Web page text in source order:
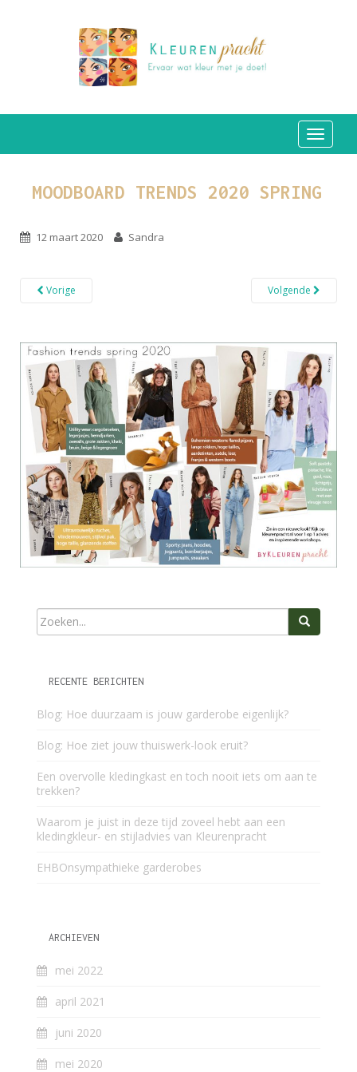
MOODBOARD TRENDS 2020 SPRING
12 maart 2020 Sandra
Vorige Volgende
RECENTE BERICHTEN
Blog: Hoe duurzaam is jouw garderobe eigenlijk?
Blog: Hoe ziet jouw thuiswerk-look eruit?
Een overvolle kledingkast en toch nooit iets om aan te
trekken?
Waarom je juist in deze tijd zoveel hebt aan een
kledingkleur- en stijladvies van Kleurenpracht
EHBOnsympathieke garderobes
ARCHIEVEN
mei 2022
april 2021
juni 2020
mei 2020